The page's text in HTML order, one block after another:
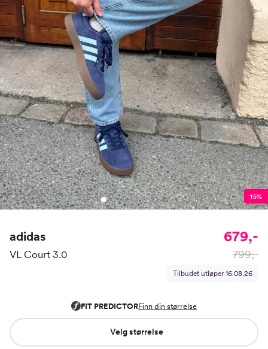
15%
adidas
VL Court 3.0
679,-
799,-
Tilbudet utløper 16.08.26
Velg størrelse